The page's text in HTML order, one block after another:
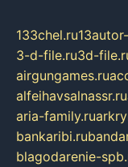
133chel.ru
3-d-file.ru3d-
airgungames.ru
alfeihavsalnassr.ru
aria-family.ru
bankaribi.ru
blagodarenie-